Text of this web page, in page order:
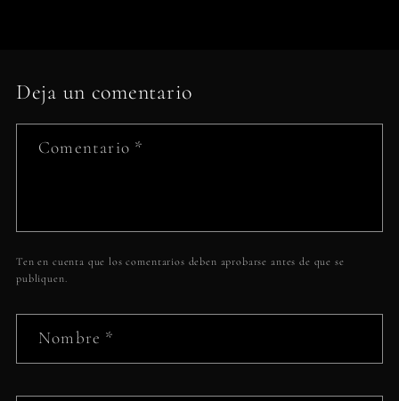
Deja un comentario
Comentario *
Ten en cuenta que los comentarios deben aprobarse antes de que se
publiquen.
Nombre *